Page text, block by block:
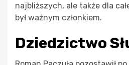
najbliższych, ale także dla
był ważnym członkiem.
Dziedzictwo